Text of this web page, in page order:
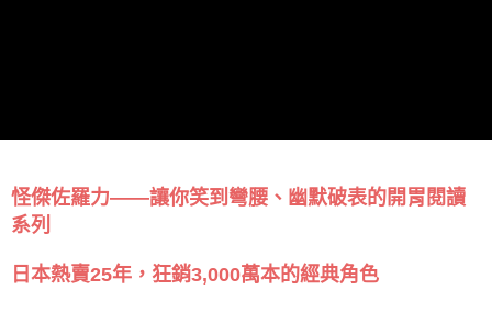
怪傑佐羅力——讓你笑到彎腰、幽默破表的開胃閱讀
系列
日本熱賣25年，狂銷3,000萬本的經典角色